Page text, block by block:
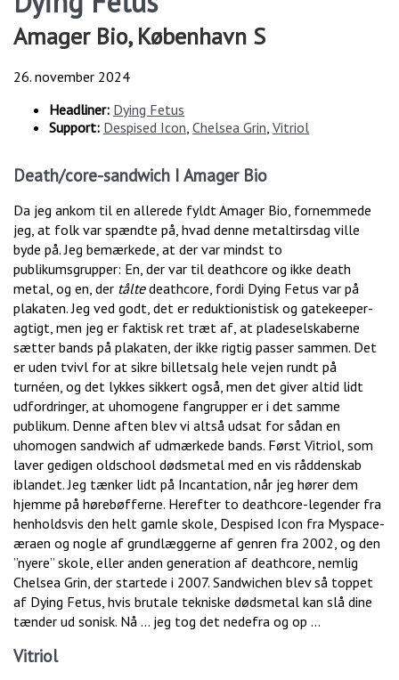
Amager Bio, København S
26. november 2024
Headliner: Dying Fetus
Support: Despised Icon Chelsea Grin Vitriol
Death/core-sandwich I Amager Bio
Da jeg ankom til en allerede fyldt Amager Bio, fornemmede
jeg, at folk var spændte på, hvad denne metaltirsdag ville
byde på. Jeg bemærkede, at der var mindst to
publikumsgrupper: En, der var til deathcore og ikke death
metal, og en, der tåltedeathcore, fordi Dying Fetus var på
plakaten. Jeg ved godt, det er reduktionistisk og gatekeeper-
agtigt, men jeg er faktisk ret træt af, at pladeselskaberne
sætter bands på plakaten, der ikke rigtig passer sammen. Det
er uden tvivl for at sikre billetsalg hele vejen rundt på
turnéen, og det lykkes sikkert også, men det giver altid lidt
udfordringer, at uhomogene fangrupper er i det samme
publikum. Denne aften blev vi altså udsat for sådan en
uhomogen sandwich af udmærkede bands. Først Vitriol, som
laver gedigen oldschool dødsmetal med en vis råddenskab
iblandet. Jeg tænker lidt på Incantation, når jeg hører dem
hjemme på hørebøfferne. Herefter to deathcore-legender fra
henholdsvis den helt gamle skole, Despised Icon fra Myspace-
æraen og nogle af grundlæggerne af genren fra 2002, og den
”nyere” skole, eller anden generation af deathcore, nemlig
Chelsea Grin, der startede i 2007. Sandwichen blev så toppet
af Dying Fetus, hvis brutale tekniske dødsmetal kan slå dine
tænder ud sonisk. Nå … jeg tog det nedefra og op …
Vitriol